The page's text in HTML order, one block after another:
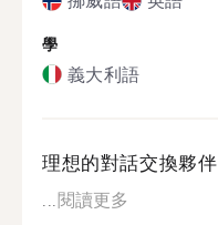
學
義大利語
理想的對話交換夥伴
閱讀更多